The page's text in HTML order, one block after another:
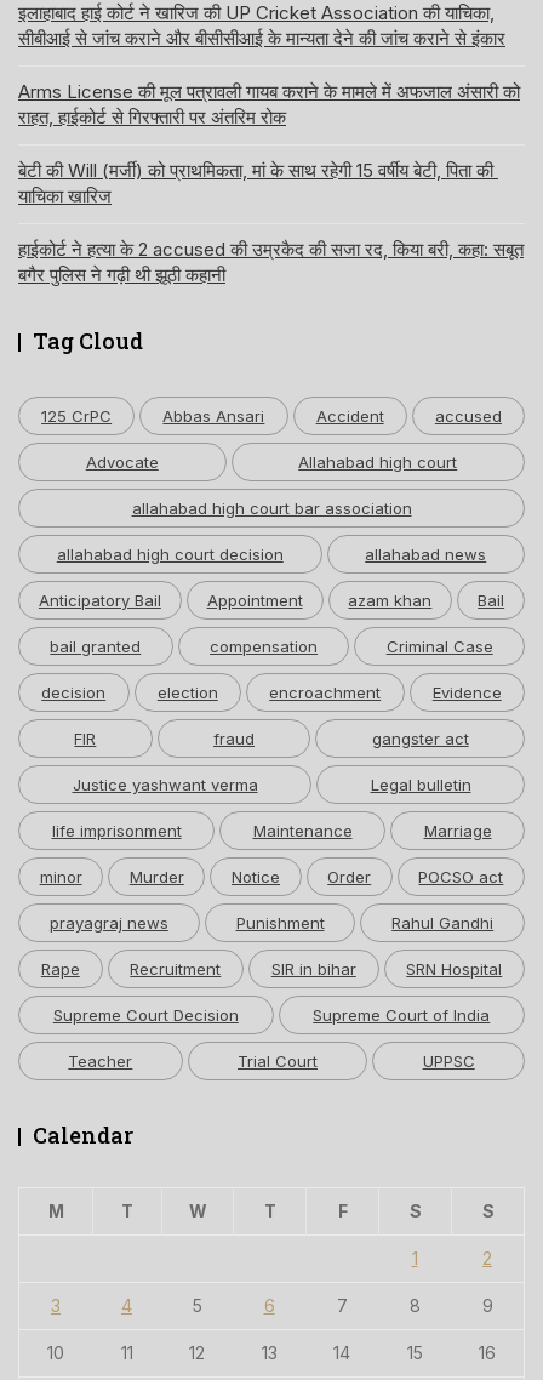
इलाहाबाद हाई कोर्ट ने खारिज की UP Cricket Association की याचिका,
सीबीआई से जांच कराने और बीसीसीआई के मान्यता देने की जांच कराने से इंकार
Arms License की मूल पत्रावली गायब कराने के मामले में अफजाल अंसारी को
राहत, हाईकोर्ट से गिरफ्तारी पर अंतरिम रोक
बेटी की Will (मर्जी) को प्राथमिकता, मां के साथ रहेगी 15 वर्षीय बेटी, पिता की
याचिका खारिज
हाईकोर्ट ने हत्या के 2 accused की उम्रकैद की सजा रद, किया बरी, कहा: सबूत
बगैर पुलिस ने गढ़ी थी झूठी कहानी
Tag Cloud
125 CrPC Abbas Ansari Accident accused
Advocate Allahabad high court
allahabad high court bar association
allahabad high court decision allahabad news
Anticipatory Bail Appointment azam khan Bail
bail granted compensation Criminal Case
decision election encroachment Evidence
FIR fraud gangster act
Justice yashwant verma Legal bulletin
life imprisonment Maintenance Marriage
minor Murder Notice Order POCSO act
prayagraj news Punishment Rahul Gandhi
Rape Recruitment SIR in bihar SRN Hospital
Supreme Court Decision Supreme Court of India
Teacher Trial Court UPPSC
Calendar
M T W T F S S
1 2
3 4 5 6 7 8 9
10 11 12 13 14 15 16